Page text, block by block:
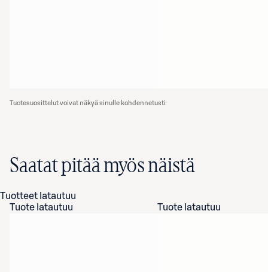
Tuotesuosittelut voivat näkyä sinulle kohdennetusti
Saatat pitää myös näistä
Tuotteet latautuu
Tuote latautuu
Tuote latautuu